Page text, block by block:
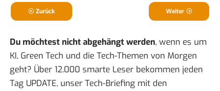
Zurück Weiter
Du möchtest nicht abgehängt werden, wenn es um
KI, Green Tech und die Tech-Themen von Morgen
geht? Über 12.000 smarte Leser bekommen jeden
Tag UPDATE, unser Tech-Briefing mit den